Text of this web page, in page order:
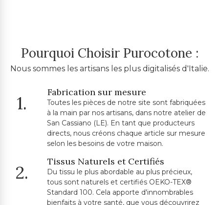
Pourquoi Choisir Purocotone :
Nous sommes les artisans les plus digitalisés d'Italie.
1.
Fabrication sur mesure
Toutes les pièces de notre site sont fabriquées
à la main par nos artisans, dans notre atelier de
San Cassiano (LE). En tant que producteurs
directs, nous créons chaque article sur mesure
selon les besoins de votre maison.
2.
Tissus Naturels et Certifiés
Du tissu le plus abordable au plus précieux,
tous sont naturels et certifiés OEKO-TEX®
Standard 100. Cela apporte d'innombrables
bienfaits à votre santé, que vous découvrirez